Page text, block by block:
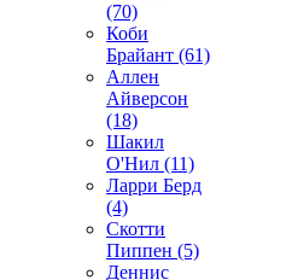
(70)
Коби
Брайант (61)
Аллен
Айверсон
(18)
Шакил
О'Нил (11)
Ларри Берд
(4)
Скотти
Пиппен (5)
Деннис